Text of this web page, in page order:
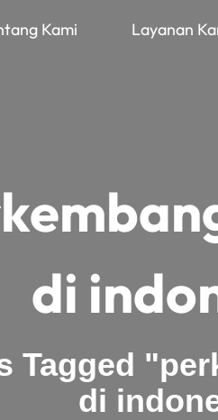
Kami Layanan
di
Tagged
di